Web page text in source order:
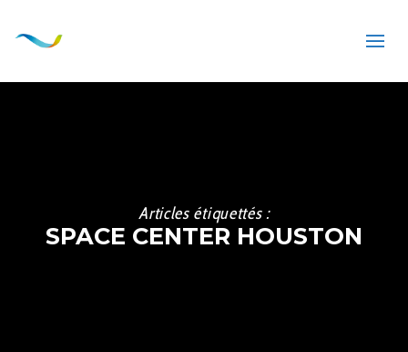
Articles étiquettés :
SPACE CENTER HOUSTON